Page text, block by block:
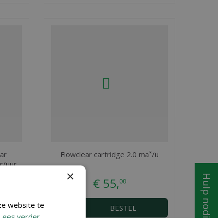
uur
Flowclear cartridge 2.0 ma³/u
€ 55,00
BESTEL Hulp nodig?
×
website te